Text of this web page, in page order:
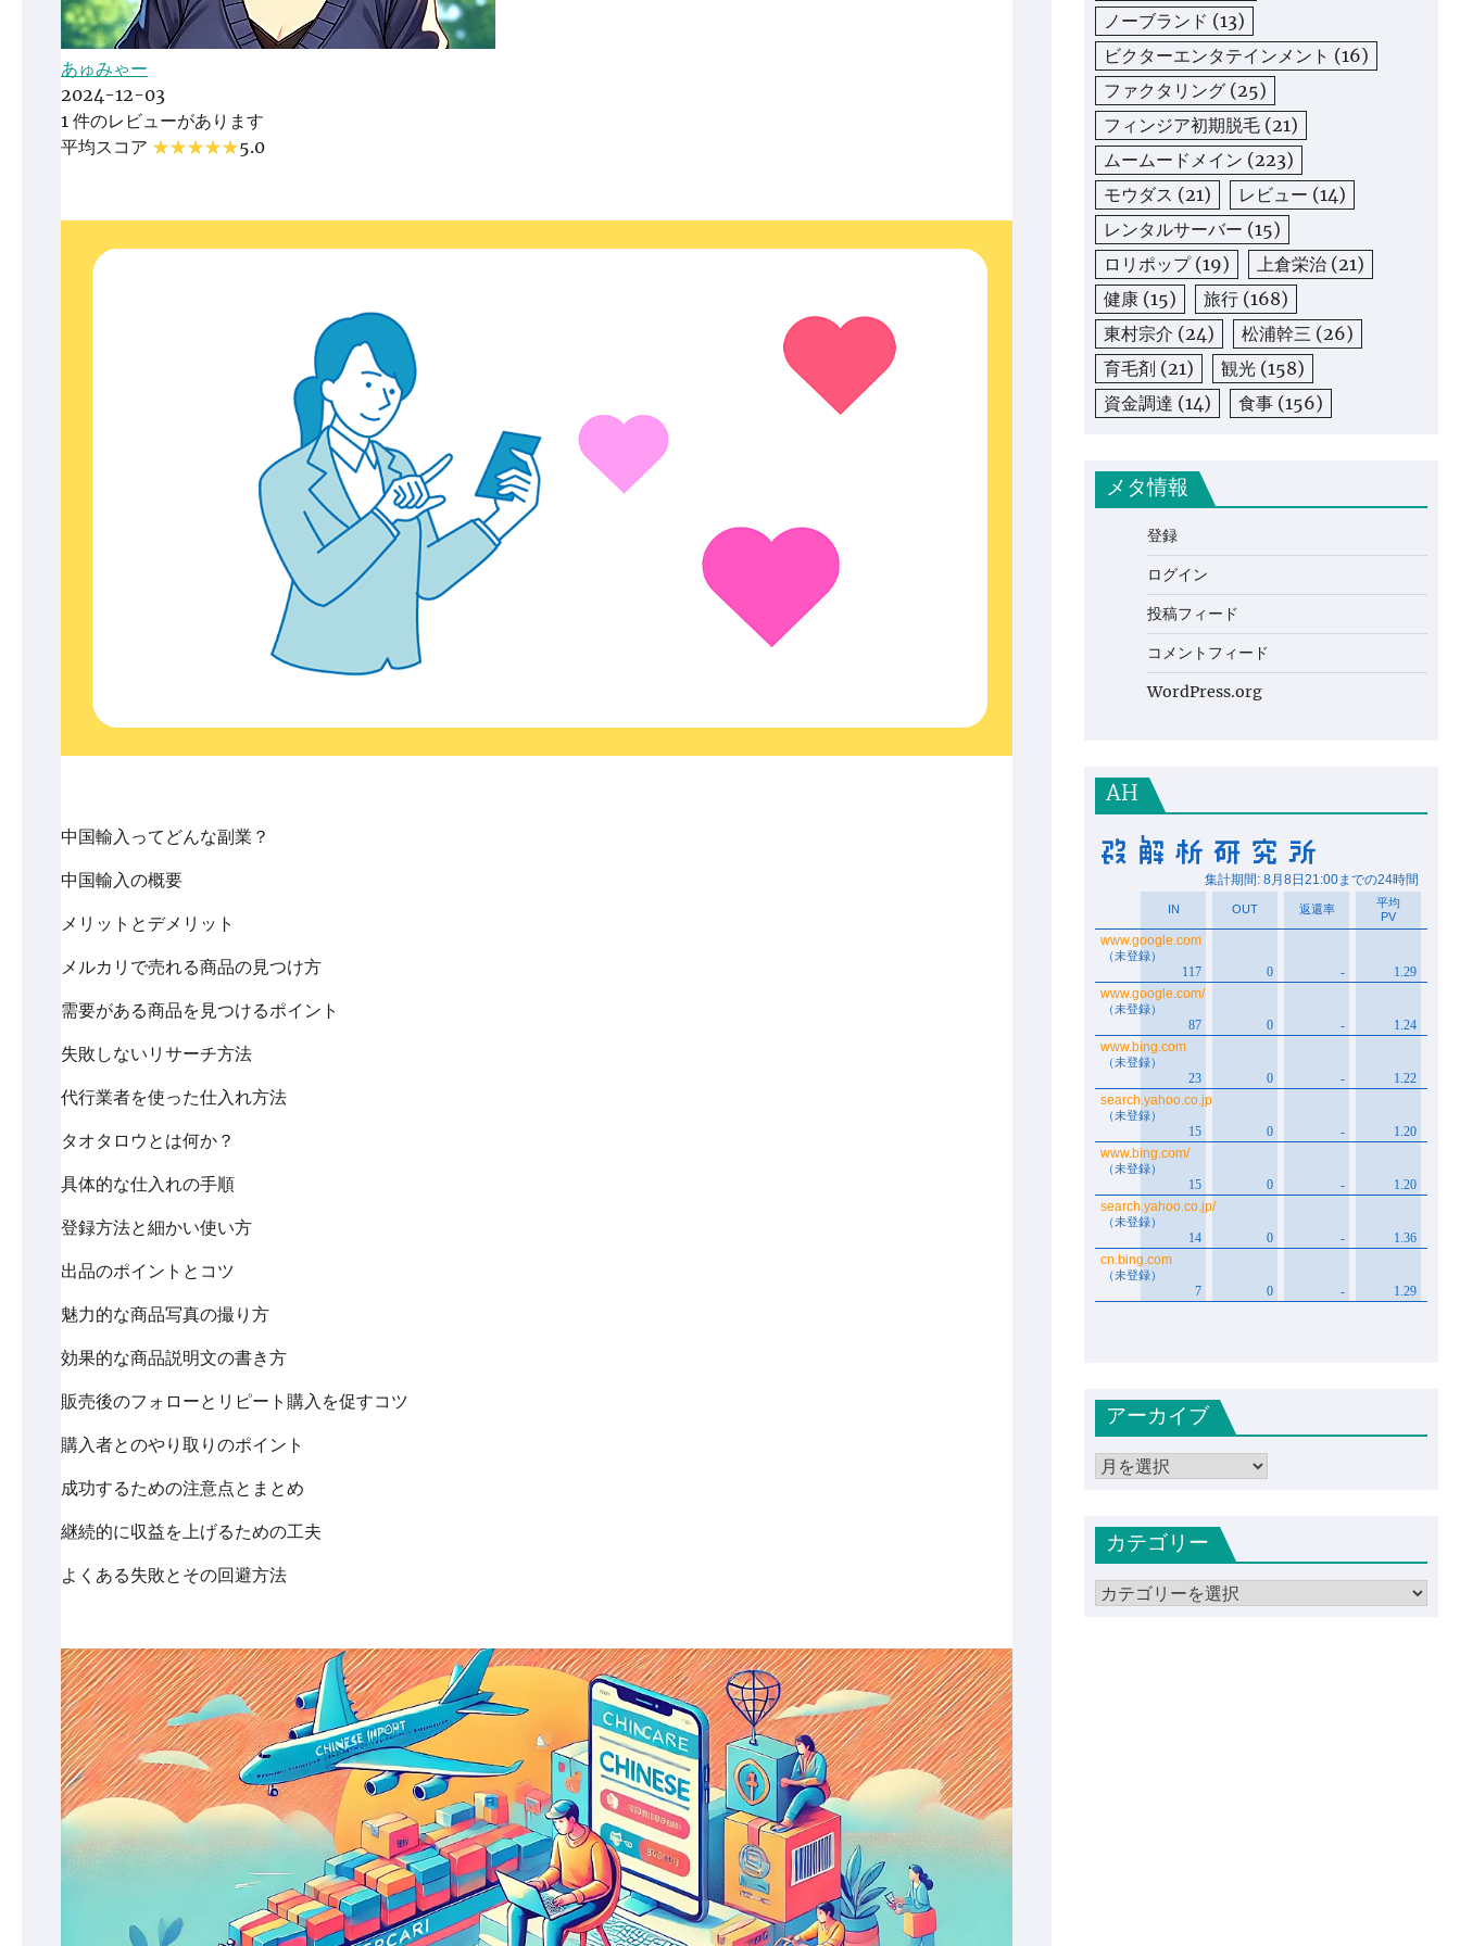
あゅみゃー
2024-12-03
1 件のレビューがあります
平均スコア
5.0
中国輸入ってどんな副業？
中国輸入の概要
メリットとデメリット
メルカリで売れる商品の見つけ方
需要がある商品を見つけるポイント
失敗しないリサーチ方法
代行業者を使った仕入れ方法
タオタロウとは何か？
具体的な仕入れの手順
登録方法と細かい使い方
出品のポイントとコツ
魅力的な商品写真の撮り方
効果的な商品説明文の書き方
販売後のフォローとリピート購入を促すコツ
購入者とのやり取りのポイント
成功するための注意点とまとめ
継続的に収益を上げるための工夫
よくある失敗とその回避方法
ノーブランド (13)
ビクターエンタテインメント (16)
ファクタリング (25)
フィンジア初期脱毛 (21)
ムームードメイン (223)
モウダス (21) レビュー (14)
レンタルサーバー (15)
ロリポップ(19) 上倉栄治 (21)
健康 (15) 旅行 (168)
東村宗介 (24) 松浦幹三 (26)
育毛剤 (21) 観光 (158)
資金調達 (14) 食事 (156)
メタ情報
登録
ログイン
投稿フィード
コメントフィード
WordPress.org
AH
アーカイブ
ア
イ
ブ
カテゴリー
カ